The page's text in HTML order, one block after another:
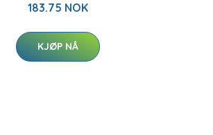
183.75 NOK
KJØP NÅ